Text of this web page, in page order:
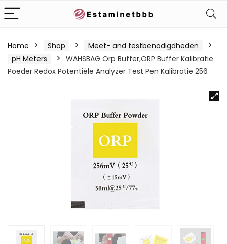
Home Shop
Meet- and testbenodigdheden
pH Meters
WAHSBAG Orp Buffer,ORP Buffer Kalibratie
Poeder Redox Potentiële Analyzer Test Pen Kalibratie 256